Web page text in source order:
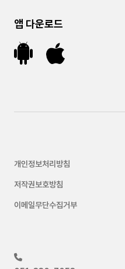
앱 다운로드
개인정보처리방침
저작권보호방침
이메일무단수집거부